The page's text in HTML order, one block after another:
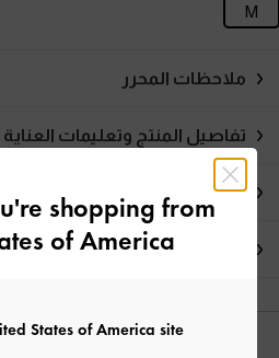
M
ملاحظات المحرر
تفاصيل المنتج وتعليمات العناية
العروض الحصرية
الشحن والإرجاع
shopping from
of America
States of America site